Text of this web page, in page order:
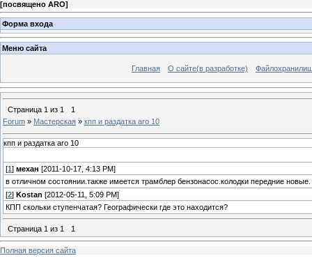
[посвящено ARO]
Форма входа
Меню сайта
Главная О сайте(в разработке)
Страница 1 из 1
1
Forum » Мастерская » кпп и раздатка aro 10
кпп и раздатка aro 10
[1 ] механ [2011-10-17, 4:13 PM]
в отличном состоянии.также имеется трамблер бензонасос.колодки передние
[2] Kostan [2012-05-11, 5:09 PM]
КПП скольки ступенчатая? Географически где это находится?
Страница 1 из 1 1
Полная версия сайта